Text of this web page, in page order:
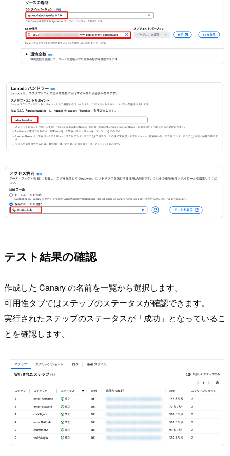
テスト結果の確認
作成した Canary の名前を一覧から選択します。
可用性タブではステップのステータスが確認できます。
実行されたステップのステータスが「成功」となっているこ
とを確認します。